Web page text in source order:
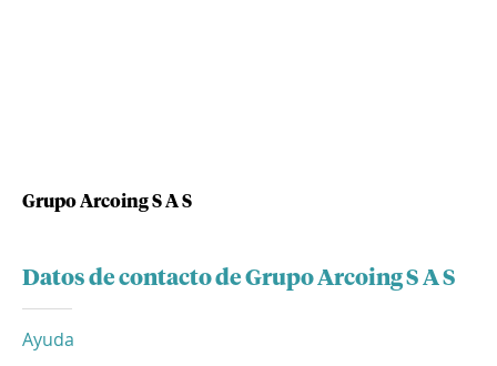
Grupo Arcoing S A S
Datos de contacto de Grupo Arcoing S A S
Ayuda